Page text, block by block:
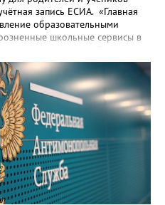
запись ЕСИА. «Главная
образовательными
школьные сервисы в
- Платформа ТОР
сервисы в единую
Предполагается, что
комфортно для пользователей».
домашние задания,
экосистемы
сохранятся, они будут
в ведомстве. Причём в
вообще незаметным.